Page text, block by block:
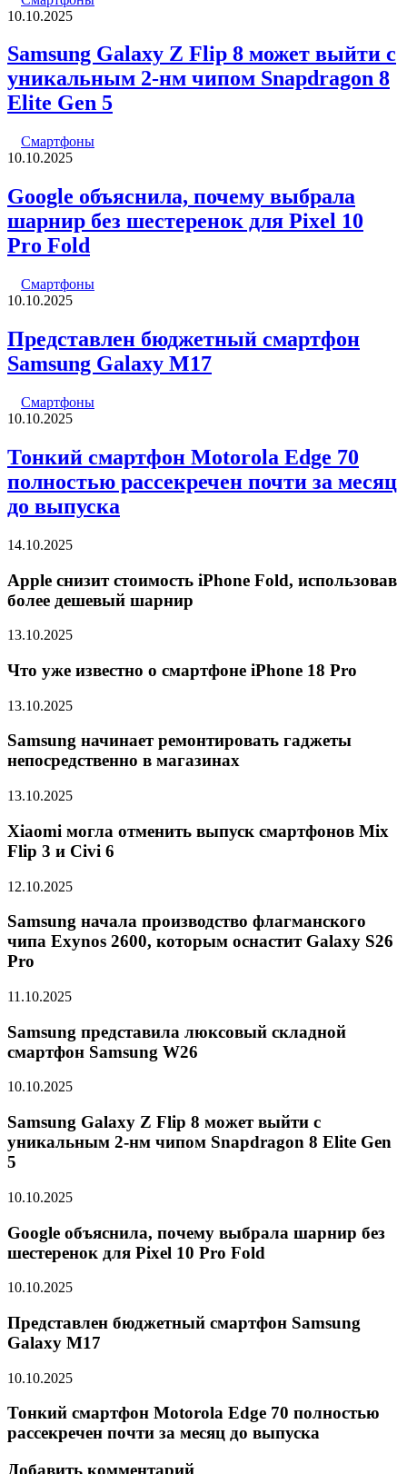
10.10.2025
Samsung Galaxy Z Flip 8 может выйти с
уникальным 2-нм чипом Snapdragon 8
Elite Gen 5
Смартфоны
10.10.2025
Google объяснила, почему выбрала
шарнир без шестеренок для Pixel 10
Pro Fold
Смартфоны
10.10.2025
Представлен бюджетный смартфон
Samsung Galaxy M17
Смартфоны
10.10.2025
Тонкий смартфон Motorola Edge 70
полностью рассекречен почти за месяц
до выпуска
14.10.2025
Apple снизит стоимость iPhone Fold, использовав
более дешевый шарнир
13.10.2025
Что уже известно о смартфоне iPhone 18 Pro
13.10.2025
Samsung начинает ремонтировать гаджеты
непосредственно в магазинах
13.10.2025
Xiaomi могла отменить выпуск смартфонов Mix
Flip 3 и Civi 6
12.10.2025
Samsung начала производство флагманского
чипа Exynos 2600, которым оснастит Galaxy S26
Pro
11.10.2025
Samsung представила люксовый складной
смартфон Samsung W26
10.10.2025
Samsung Galaxy Z Flip 8 может выйти с
уникальным 2-нм чипом Snapdragon 8 Elite Gen
5
10.10.2025
Google объяснила, почему выбрала шарнир без
шестеренок для Pixel 10 Pro Fold
10.10.2025
Представлен бюджетный смартфон Samsung
Galaxy M17
10.10.2025
Тонкий смартфон Motorola Edge 70 полностью
рассекречен почти за месяц до выпуска
Добавить комментарий